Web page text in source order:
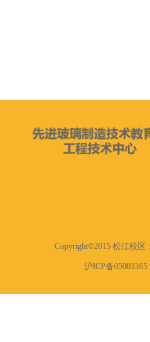
Copyright©2015 松江校区
沪ICP备